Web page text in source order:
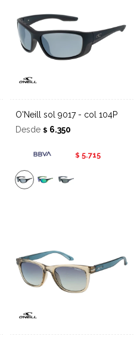
O'Neill sol 9017 - col 104P
Desde $ 6.350
$ 5.715